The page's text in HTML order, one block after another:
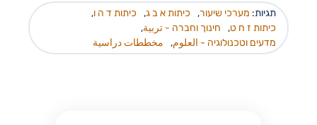
תגיות: מערכי שיעור, כיתות א ב ג, כיתות ד ה ו,
כיתות ז ח ט, חינוך וחברה - تربية,
מדעים וטכנולוגיה - العلوم, مخططات دراسية